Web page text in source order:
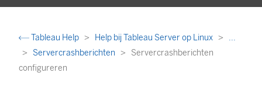
Tableau Help Help bij Tableau Server op Linux
...
Servercrashberichten
Servercrashberichten
configureren